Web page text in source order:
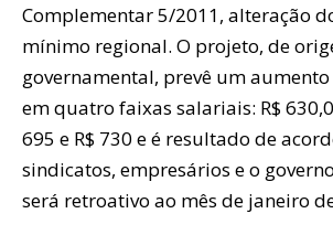
Complementar 5/2011, alteração
mínimo regional. O projeto, de
governamental, prevê um
em quatro faixas salariais: R$
695 e R$ 730 e é resultado de
sindicatos, empresários e o
será retroativo ao mês de janeiro